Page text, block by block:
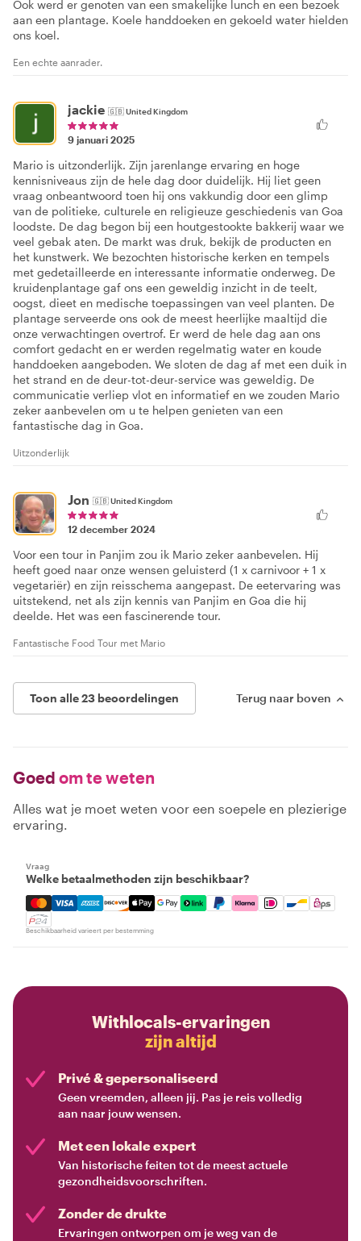
Ook werd er genoten van een smakelijke lunch en een bezoek
aan een plantage. Koele handdoeken en gekoeld water hielden
ons koel.
Een echte aanrader.
jackie 🇬🇧United Kingdom
9 januari 2025
Mario is uitzonderlijk. Zijn jarenlange ervaring en hoge
kennisniveaus zijn de hele dag door duidelijk. Hij liet geen
vraag onbeantwoord toen hij ons vakkundig door een glimp
van de politieke, culturele en religieuze geschiedenis van Goa
loodste. De dag begon bij een houtgestookte bakkerij waar we
veel gebak aten. De markt was druk, bekijk de producten en
het kunstwerk. We bezochten historische kerken en tempels
met gedetailleerde en interessante informatie onderweg. De
kruidenplantage gaf ons een geweldig inzicht in de teelt,
oogst, dieet en medische toepassingen van veel planten. De
plantage serveerde ons ook de meest heerlijke maaltijd die
onze verwachtingen overtrof. Er werd de hele dag aan ons
comfort gedacht en er werden regelmatig water en koude
handdoeken aangeboden. We sloten de dag af met een duik in
het strand en de deur-tot-deur-service was geweldig. De
communicatie verliep vlot en informatief en we zouden Mario
zeker aanbevelen om u te helpen genieten van een
fantastische dag in Goa.
Uitzonderlijk
Jon 🇬🇧United Kingdom
12 december 2024
Voor een tour in Panjim zou ik Mario zeker aanbevelen. Hij
heeft goed naar onze wensen geluisterd (1 x carnivoor + 1 x
vegetariër) en zijn reisschema aangepast. De eetervaring was
uitstekend, net als zijn kennis van Panjim en Goa die hij
deelde. Het was een fascinerende tour.
Fantastische Food Tour met Mario
Toon alle 23 beoordelingen Terug naar boven
Goed om te weten
Alles wat je moet weten voor een soepele en plezierige
ervaring.
Vraag
Welke betaalmethoden zijn beschikbaar?
Mastercard, Visa, Amex, Discover, Apple Pay, Google
Beschikbaarheid varieert per bestemming
Withlocals-ervaringen
zijn altijd
Privé & gepersonaliseerd
Geen vreemden, alleen jij. Pas je reis volledig
aan naar jouw wensen.
Met een lokale expert
Van historische feiten tot de meest actuele
gezondheidsvoorschriften.
Zonder de drukte
Ervaringen ontworpen om je weg van de